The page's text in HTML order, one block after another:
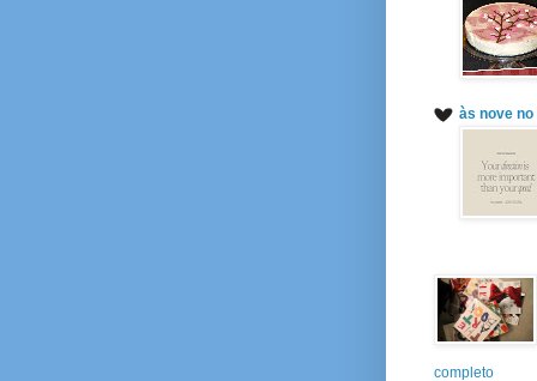
às nove no
completo